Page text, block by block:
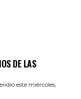
DE LAS
este miércoles,